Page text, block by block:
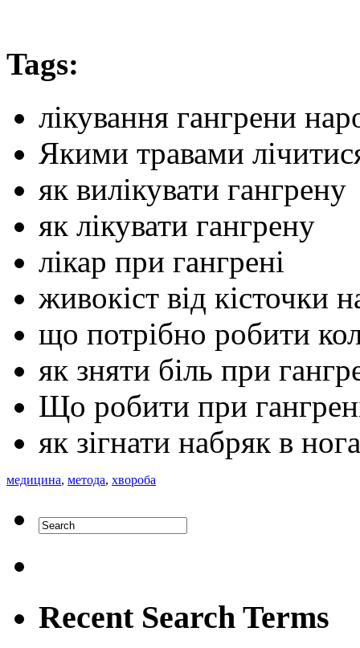
Tags:
лікування гангрени
Якими травами
як вилікувати гангрену
як лікувати гангрену
лікар при гангрені
живокіст від кісточки
що потрібно робити
як зняти біль при
Що робити при
як зігнати набряк в
медицина, метода, хвороба
Recent Search Terms